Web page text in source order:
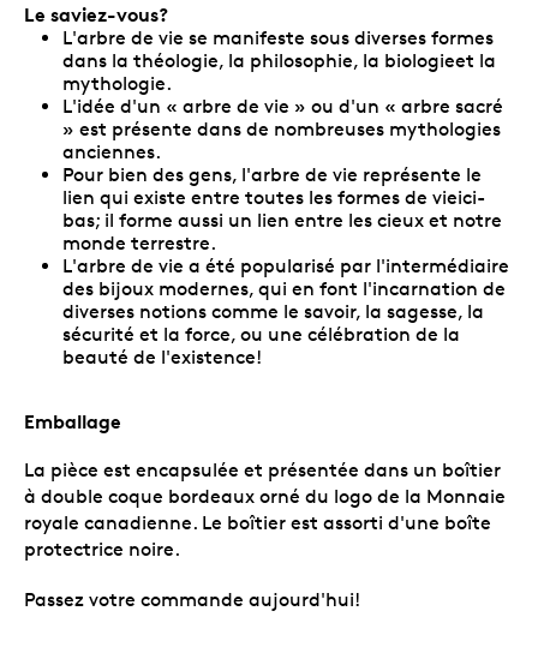
Le saviez-vous?
L'arbre de vie se manifeste sous diverses formes
dans la théologie, la philosophie, la biologieet la
mythologie.
L'idée d'un « arbre de vie » ou d'un « arbre sacré
» est présente dans de nombreuses mythologies
anciennes.
Pour bien des gens, l'arbre de vie représente le
lien qui existe entre toutes les formes de vieici-
bas; il forme aussi un lien entre les cieux et notre
monde terrestre.
L'arbre de vie a été popularisé par l'intermédiaire
des bijoux modernes, qui en font l'incarnation de
diverses notions comme le savoir, la sagesse, la
sécurité et la force, ou une célébration de la
beauté de l'existence!
Emballage
La pièce est encapsulée et présentée dans un boîtier
à double coque bordeaux orné du logo de la Monnaie
royale canadienne. Le boîtier est assorti d'une boîte
protectrice noire.
Passez votre commande aujourd'hui!